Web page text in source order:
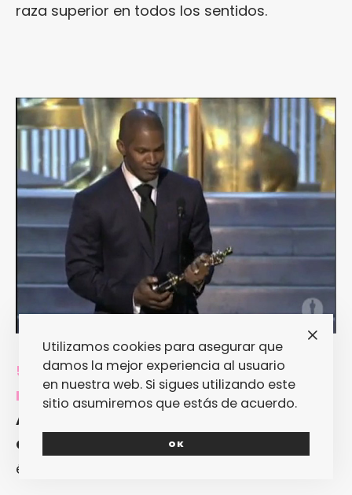
raza superior en todos los sentidos.
5. OTRAS MINORÍAS NO TAN
MAYORITARIAS.Los taiwaneses cuentan con
Ang Lee
González Iñárritu
para representarles con
éxito en los
Utilizamos cookies para asegurar que
damos la mejor experiencia al usuario
en nuestra web. Si sigues utilizando este
sitio asumiremos que estás de acuerdo.
OK